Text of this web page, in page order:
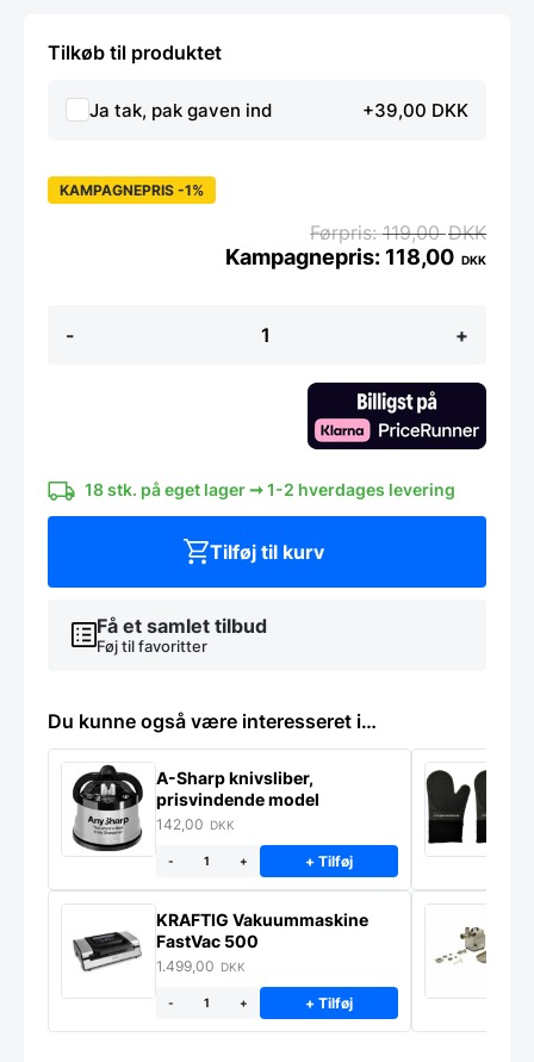
Tilkøb til produktet
Ja tak, pak gaven ind +39,00 DKK
-
Køkkenhandske
TOPKVALITET
antal
+
KAMPAGNEPRIS -1%
119,00DKK
118,00 DKK
18 stk. på eget lager ➞ 1-2 hverdages levering
Få et samlet tilbud
Føj til favoritter
Tilføj til kurv
Du kunne også være interesseret i…
A-Sharp knivsliber,
prisvindende model
142,00 DKK
- + + Tilføj
KRAFTIG Vakuummaskine
FastVac 500
1.499,00 DKK
- + + Tilføj